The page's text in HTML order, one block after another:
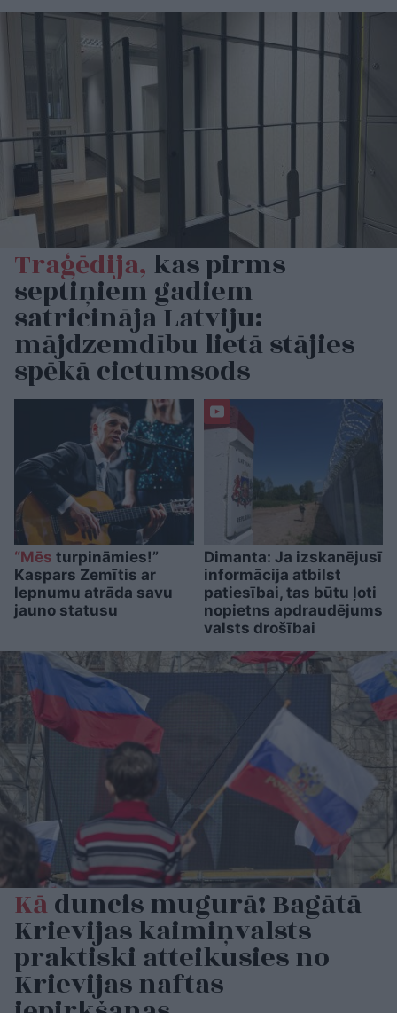
Traģēdija, kas pirms
septiņiem gadiem
satricināja Latviju:
mājdzemdību lietā stājies
spēkā cietumsods
“Mēs turpināmies!”
Kaspars Zemītis ar
lepnumu atrāda savu
jauno statusu
Dimanta: Ja izskanējusī
informācija atbilst
patiesībai, tas būtu ļoti
nopietns apdraudējums
valsts drošībai
Kāduncis mugurā! Bagātā
Krievijas kaimiņvalsts
praktiski atteikusies no
Krievijas naftas